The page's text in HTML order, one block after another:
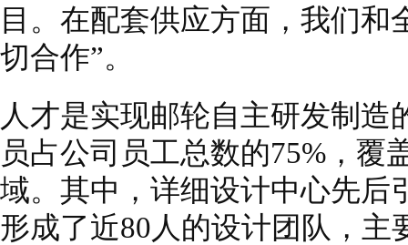
目。在配套供应方面，我们和
切合作”。
人才是实现邮轮自主研发制
员占公司员工总数的75%，覆
域。其中，详细设计中心先后
形成了近80人的设计团队，